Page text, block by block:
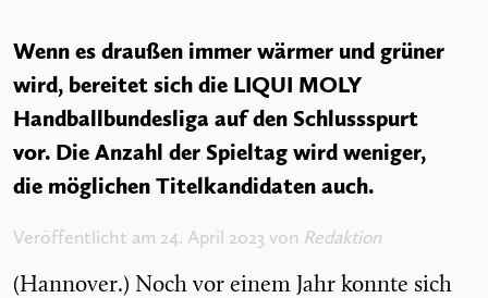
Wenn es draußen immer wärmer und grüner
wird, bereitet sich die LIQUI MOLY
Handballbundesliga auf den Schlussspurt
vor. Die Anzahl der Spieltag wird weniger,
die möglichen Titelkandidaten auch.
Veröffentlicht am 24. April 2023 von Redaktion
(Hannover.) Noch vor einem Jahr konnte sich